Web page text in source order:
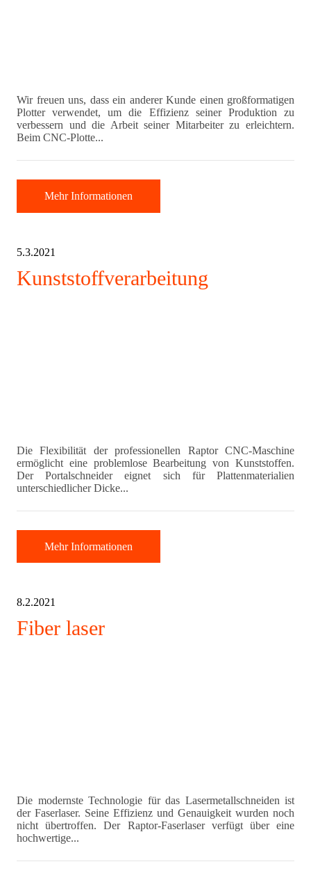
Wir freuen uns, dass ein anderer Kunde einen großformatigen
Plotter verwendet, um die Effizienz seiner Produktion zu
verbessern und die Arbeit seiner Mitarbeiter zu erleichtern.
Beim CNC-Plotte...
Mehr Informationen
5.3.2021
Kunststoffverarbeitung
Die Flexibilität der professionellen Raptor CNC-Maschine
ermöglicht eine problemlose Bearbeitung von Kunststoffen.
Der Portalschneider eignet sich für Plattenmaterialien
unterschiedlicher Dicke...
Mehr Informationen
8.2.2021
Fiber laser
Die modernste Technologie für das Lasermetallschneiden ist
der Faserlaser. Seine Effizienz und Genauigkeit wurden noch
nicht übertroffen. Der Raptor-Faserlaser verfügt über eine
hochwertige...